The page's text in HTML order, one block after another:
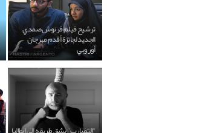
ترشيح فيلم فرنوش صمدي
الجديد لجائزة أقدم مهرجان
أوروبي